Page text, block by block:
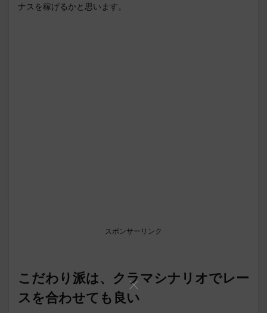
ナスを稼げるかと思います。
スポンサーリンク
こだわり派は、クラマシナリオでレー
スを合わせても良い